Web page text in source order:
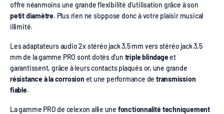
offre néanmoins une grande flexibilité d'utilisation grâce à son
petit diamètre. Plus rien ne s'oppose donc à votre plaisir musical
illimité.
Les adaptateurs audio 2x stéréo jack 3,5 mm vers stéréo jack 3,5
mm de la gamme PRO sont dotés d'un triple blindageet
garantissent, grâce à leurs contacts plaqués or, une grande
résistance à la corrosion et une performance de transmission
fiable.
La gamme PRO de celexon allie une fonctionnalité techniquement